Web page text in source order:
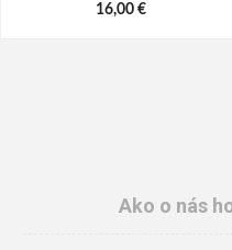
16,00 €
Ako o nás